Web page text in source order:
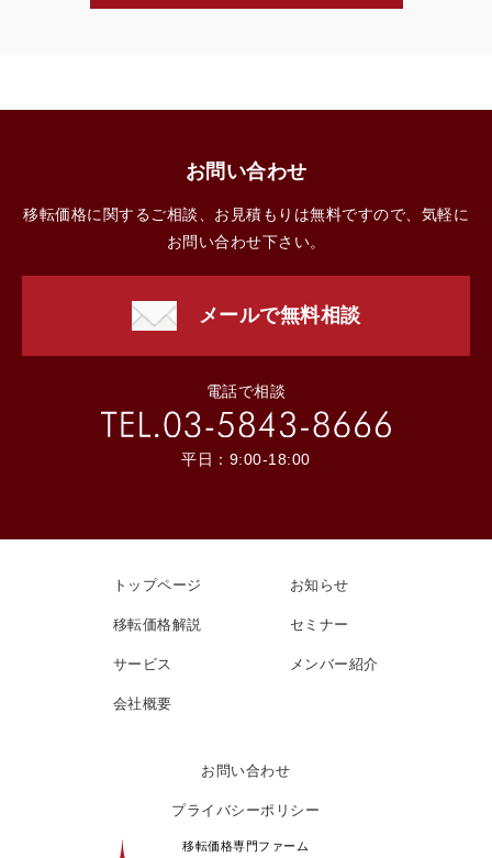
お問い合わせ
移転価格に関するご相談、お見積もりは無料ですので、気軽に
お問い合わせ下さい。
メールで無料相談
電話で相談
平日：9:00-18:00
トップページ
移転価格解説
サービス
会社概要
お知らせ
セミナー
メンバー紹介
お問い合わせ
プライバシーポリシー
移転価格専門ファーム